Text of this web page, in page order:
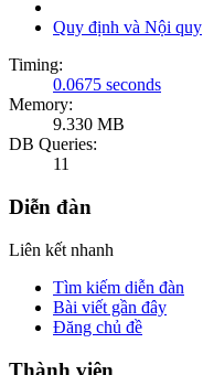
Quy định và Nội quy
Timing:
0.0675 seconds
Memory:
9.330 MB
DB Queries:
11
Diễn đàn
Liên kết nhanh
Tìm kiếm diễn đàn
Bài viết gần đây
Đăng chủ đề
Thành viên